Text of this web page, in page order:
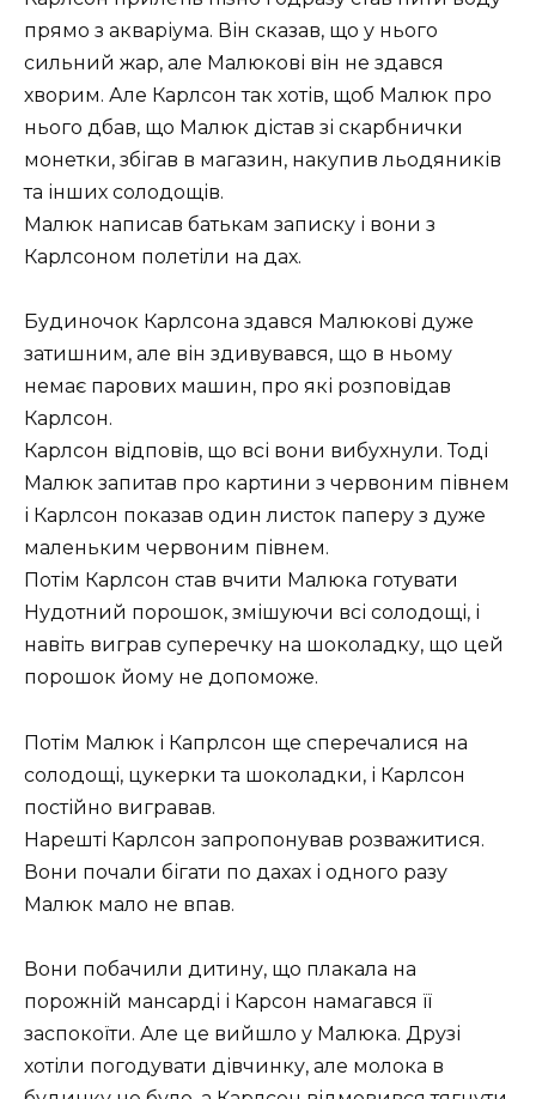
прямо з акваріума. Він сказав, що у нього
сильний жар, але Малюкові він не здався
хворим. Але Карлсон так хотів, щоб Малюк про
нього дбав, що Малюк дістав зі скарбнички
монетки, збігав в магазин, накупив льодяників
та інших солодощів.
Малюк написав батькам записку і вони з
Карлсоном полетіли на дах.
Будиночок Карлсона здався Малюкові дуже
затишним, але він здивувався, що в ньому
немає парових машин, про які розповідав
Карлсон.
Карлсон відповів, що всі вони вибухнули. Тоді
Малюк запитав про картини з червоним півнем
і Карлсон показав один листок паперу з дуже
маленьким червоним півнем.
Потім Карлсон став вчити Малюка готувати
Нудотний порошок, змішуючи всі солодощі, і
навіть виграв суперечку на шоколадку, що цей
порошок йому не допоможе.
Потім Малюк і Капрлсон ще сперечалися на
солодощі, цукерки та шоколадки, і Карлсон
постійно вигравав.
Нарешті Карлсон запропонував розважитися.
Вони почали бігати по дахах і одного разу
Малюк мало не впав.
Вони побачили дитину, що плакала на
порожній мансарді і Карсон намагався її
заспокоїти. Але це вийшло у Малюка. Друзі
хотіли погодувати дівчинку, але молока в